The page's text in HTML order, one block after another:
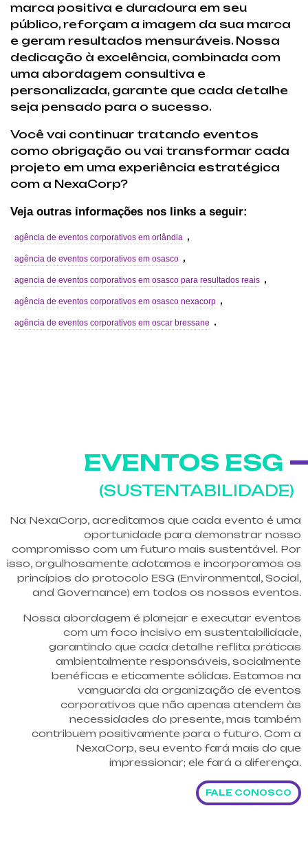
marca positiva e duradoura em seu
público, reforçam a imagem da sua marca
e geram resultados mensuráveis. Nossa
dedicação à excelência, combinada com
uma abordagem consultiva e
personalizada, garante que cada detalhe
seja pensado para o sucesso.
Você vai continuar tratando eventos
como obrigação ou vai transformar cada
projeto em uma experiência estratégica
com a NexaCorp?
Veja outras informações nos links a seguir:
agência de eventos corporativos em orlândia ,
agência de eventos corporativos em osasco ,
agencia de eventos corporativos em osasco para resultados reais ,
agência de eventos corporativos em osasco nexacorp ,
agência de eventos corporativos em oscar bressane .
EVENTOS ESG
(SUSTENTABILIDADE)
Na NexaCorp, acreditamos que cada evento é uma
oportunidade para demonstrar nosso
compromisso com um futuro mais sustentável. Por
isso, orgulhosamente adotamos e incorporamos os
princípios do protocolo ESG (Environmental, Social,
and Governance) em todos os nossos eventos.
Nossa abordagem é planejar e executar eventos
com um foco incisivo em sustentabilidade,
garantindo que cada detalhe reflita práticas
ambientalmente responsáveis, socialmente
benéficas e eticamente sólidas. Estamos na
vanguarda da organização de eventos
corporativos que não apenas atendem às
necessidades do presente, mas também
contribuem positivamente para o futuro. Com a
NexaCorp, seu evento fará mais do que
impressionar; ele fará a diferença.
FALE CONOSCO